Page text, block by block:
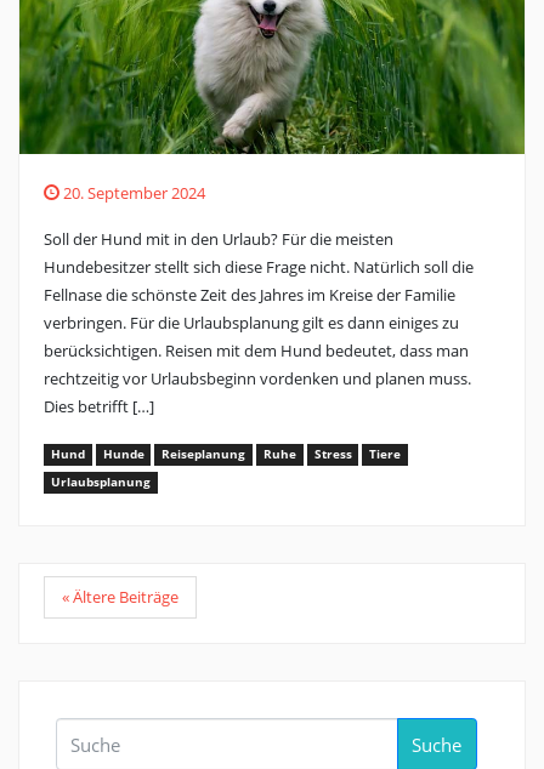
20. September 2024
Soll der Hund mit in den Urlaub? Für die meisten
Hundebesitzer stellt sich diese Frage nicht. Natürlich soll die
Fellnase die schönste Zeit des Jahres im Kreise der Familie
verbringen. Für die Urlaubsplanung gilt es dann einiges zu
berücksichtigen. Reisen mit dem Hund bedeutet, dass man
rechtzeitig vor Urlaubsbeginn vordenken und planen muss.
Dies betrifft […]
Hund Hunde Reiseplanung Ruhe Stress
Tiere
Urlaubsplanung
« Ältere Beiträge
Suche